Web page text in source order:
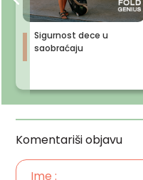
Sigurnost dece u
saobraćaju
Komentariši objavu